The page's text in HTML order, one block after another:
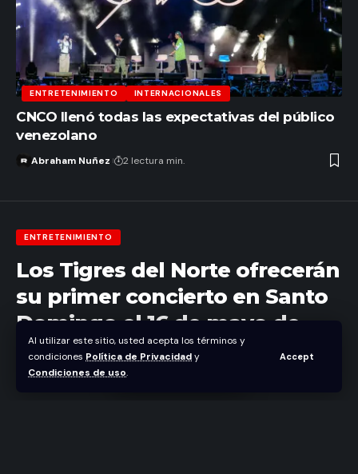
Al utilizar este sitio, usted acepta los términos y
condiciones Política de Privacidady
Condiciones de uso.
Accept
ENTRETENIMIENTO INTERNACIONALES
CNCO llenó todas las expectativas del público
venezolano
Abraham Nuñez 2 lectura min.
ENTRETENIMIENTO
Los Tigres del Norte ofrecerán
su primer concierto en Santo
Domingo el 16 de mayo de
2026 en el marco de la exitosa
gira mundial “La Lotería”